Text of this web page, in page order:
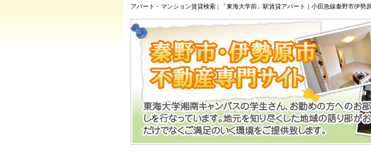
アパート・マンション賃貸検索 | 「東海大学前」駅賃貸アパート｜小田急線秦野市伊勢